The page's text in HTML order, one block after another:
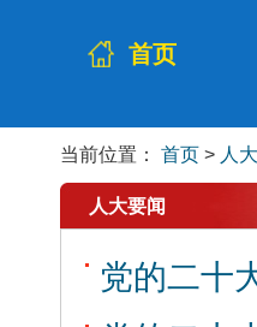
首页
当前位置： 首页 > 人
人大要闻
党的二十